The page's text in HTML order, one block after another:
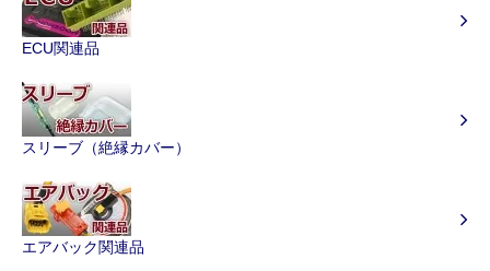
ECU関連品
スリーブ（絶縁カバー）
エアバック関連品